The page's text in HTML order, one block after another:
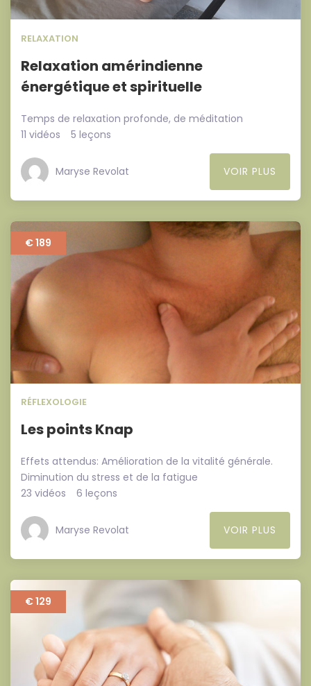
RELAXATION
Relaxation amérindienne
énergétique et spirituelle
Temps de relaxation profonde, de méditation
11 vidéos
5 leçons
Maryse Revolat VOIR PLUS
€ 189
RÉFLEXOLOGIE
Les points Knap
Effets attendus: Amélioration de la vitalité générale.
Diminution du stress et de la fatigue
23 vidéos
6 leçons
Maryse Revolat VOIR PLUS
€ 129